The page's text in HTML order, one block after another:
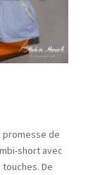
promesse de
short avec
De